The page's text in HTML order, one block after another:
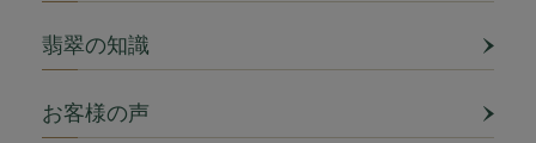
翡翠の知識
お客様の声